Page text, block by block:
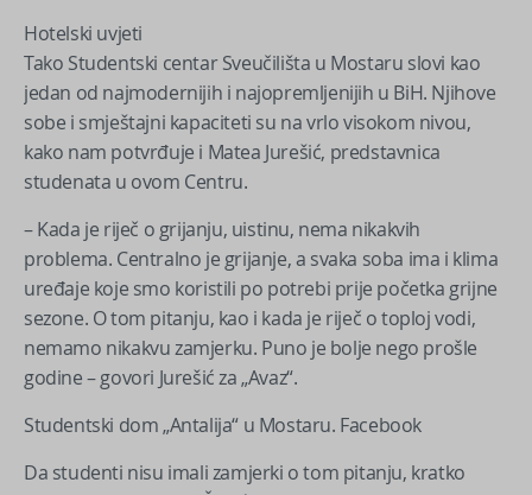
Hotelski uvjeti
Tako Studentski centar Sveučilišta u Mostaru slovi kao
jedan od najmodernijih i najopremljenijih u BiH. Njihove
sobe i smještajni kapaciteti su na vrlo visokom nivou,
kako nam potvrđuje i Matea Jurešić, predstavnica
studenata u ovom Centru.
– Kada je riječ o grijanju, uistinu, nema nikakvih
problema. Centralno je grijanje, a svaka soba ima i klima
uređaje koje smo koristili po potrebi prije početka grijne
sezone. O tom pitanju, kao i kada je riječ o toploj vodi,
nemamo nikakvu zamjerku. Puno je bolje nego prošle
godine – govori Jurešić za „Avaz“.
Studentski dom „Antalija“ u Mostaru. Facebook
Da studenti nisu imali zamjerki o tom pitanju, kratko